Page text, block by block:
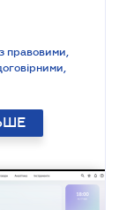
правовими,